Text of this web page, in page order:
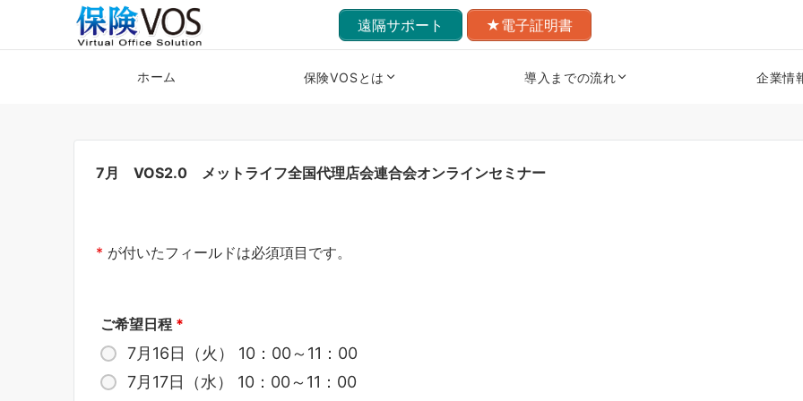
遠隔サポート ★電子証明書
ホーム 保険VOSとは 導入までの流れ 企業情
7月 VOS2.0 メットライフ全国代理店会連合会オンラインセミナー
* が付いたフィールドは必須項目です。
ご希望日程 *
7月16日（火） 10：00～11：00
7月17日（水） 10：00～11：00